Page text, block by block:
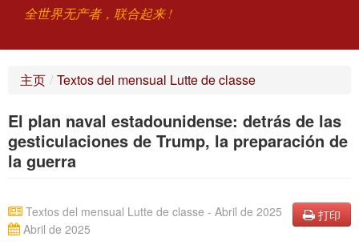
全世界无产者，联合起来 !
搜索
联系方式
主页 / Textos del mensual Lutte de classe
El plan naval estadounidense: detrás de las
gesticulaciones de Trump, la preparación de
la guerra
打印
Textos del mensual Lutte de classe - Abril de 2025
Abril de 2025